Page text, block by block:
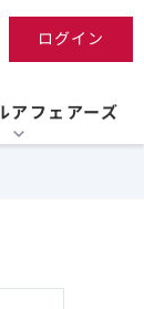
ログイン
アフェアーズ